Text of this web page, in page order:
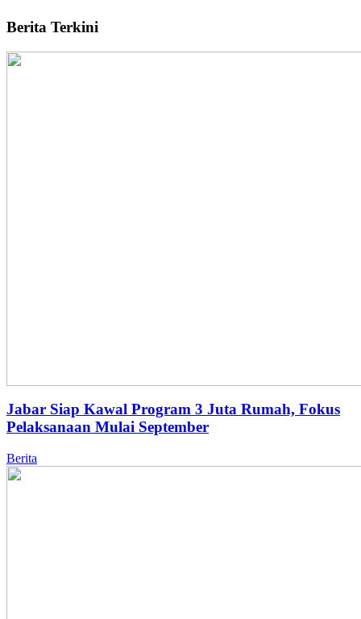
Berita Terkini
Jabar Siap Kawal Program 3 Juta Rumah, Fokus
Pelaksanaan Mulai September
Berita